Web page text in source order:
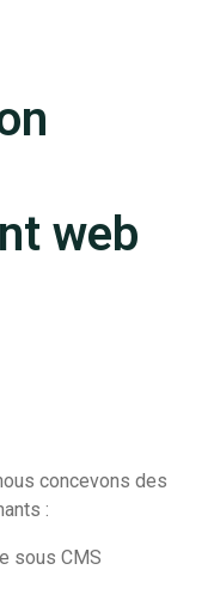
web
concevons des
:
sous CMS